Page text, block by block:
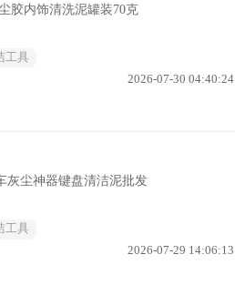
胶内饰清洗泥罐装70克
工具
2026-07-30 04:40:24
灰尘神器键盘清洁泥批发
工具
2026-07-29 14:06:13